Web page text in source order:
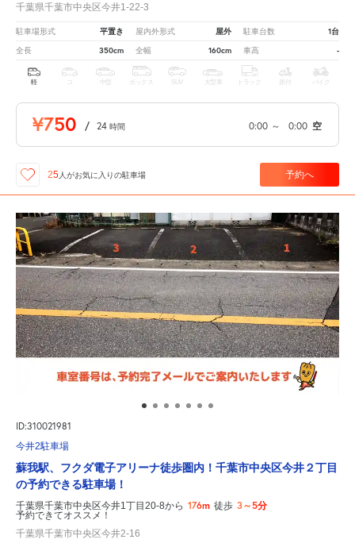
千葉県千葉市中央区今井1-22-3
駐車場形式 平置き 屋内外形式 屋外 駐車台数 1台
全長 350cm 全幅 160cm 車高 -
軽 中型 ボックス SUV 大型車 トラック 原付 バイク
¥750 / 24 時間 0:00 ～ 0:00 空
25 人がお気に入りの駐車場 予約へ
ID:310021981
今井2駐車場
蘇我駅、フクダ電子アリーナ徒歩圏内！千葉市中央区今井２丁目
の予約できる駐車場！
千葉県千葉市中央区今井1丁目20-8から 176m 徒歩 3～5分
予約できてオススメ！
千葉県千葉市中央区今井2-16